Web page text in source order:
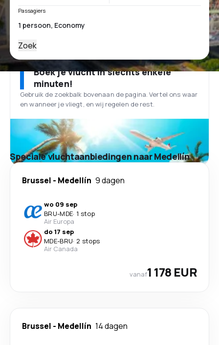
Passagiers
Zoek
Boek je vlucht in slechts enkele
minuten!
Gebruik de zoekbalk bovenaan de pagina. Vertel ons waar
en wanneer je vliegt, en wij regelen de rest.
Speciale vluchtaanbiedingen naar Medellín
Brussel - Medellín 9 dagen
wo 09 sep
BRU-MDE· 1 stop
Air Europa
do 17 sep
MDE-BRU· 2 stops
Air Canada
vanaf1 178 EUR
Brussel - Medellín 14 dagen